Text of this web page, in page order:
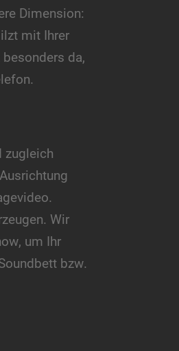
Dimension:
mit Ihrer
da,
zugleich
Wir
um Ihr
bzw.